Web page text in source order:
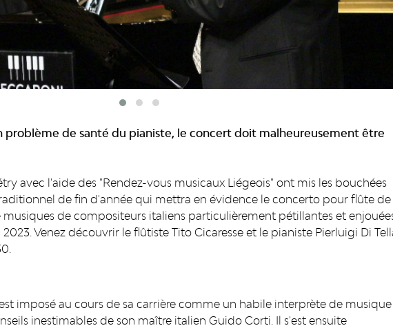
problème de santé du pianiste, le concert doit malheureusement être
avec l'aide des "Rendez-vous musicaux Liégeois" ont mis les bouchées
de fin d'année qui mettra en évidence le concerto pour flûte de
musiques de compositeurs italiens particulièrement pétillantes et
Venez découvrir le flûtiste Tito Cicaresse et le pianiste Pierluigi Di
imposé au cours de sa carrière comme un habile interprète de
inestimables de son maître italien Guido Corti. Il s'est ensuite